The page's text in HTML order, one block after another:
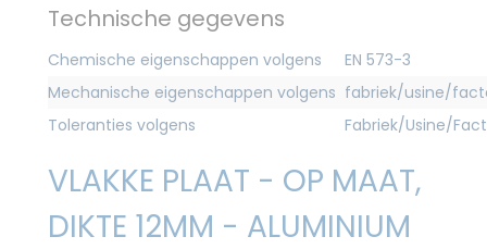
Technische gegevens
Chemische eigenschappen volgens
EN 573-3
Mechanische eigenschappen volgens fabriek/usine/
Toleranties volgens
Fabriek/Usine/
VLAKKE PLAAT - OP MAAT,
DIKTE 12MM - ALUMINIUM